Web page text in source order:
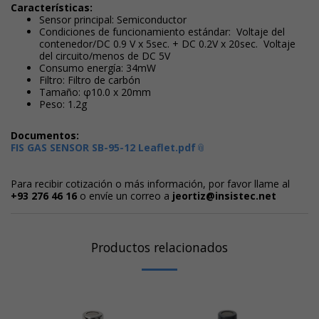
Características:
Sensor principal: Semiconductor
Condiciones de funcionamiento estándar: Voltaje del
contenedor/DC 0.9 V x 5sec. + DC 0.2V x 20sec. Voltaje
del circuito/menos de DC 5V
Consumo energía: 34mW
Filtro: Filtro de carbón
Tamaño: φ10.0 x 20mm
Peso: 1.2g
Documentos:
FIS GAS SENSOR SB-95-12 Leaflet.pdf
Para recibir cotización o más información, por favor llame al
+93 276 46 16 o envíe un correo a jeortiz@insistec.net
Productos relacionados